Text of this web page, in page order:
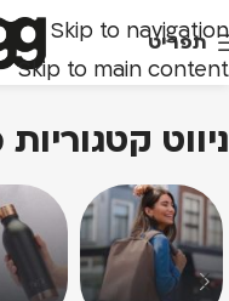
Skip to navigation
Skip to main content
תפריט
ניווט